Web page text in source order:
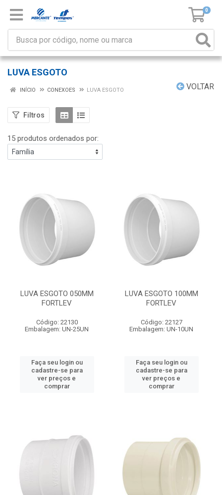
0
LUVA ESGOTO
VOLTAR
INÍCIO CONEXOES LUVA ESGOTO
Filtros
15 produtos ordenados por:
LUVA ESGOTO 050MM
FORTLEV
Código: 22130
Embalagem: UN-25UN
Faça seu login ou
cadastre-se para
ver preços e
comprar
LUVA ESGOTO 100MM
FORTLEV
Código: 22127
Embalagem: UN-10UN
Faça seu login ou
cadastre-se para
ver preços e
comprar